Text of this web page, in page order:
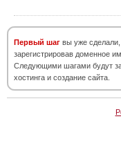
Первый шаг вы уже сделали,
зарегистрировав доменное
Следующими шагами будут
хостинга и создание сайта.